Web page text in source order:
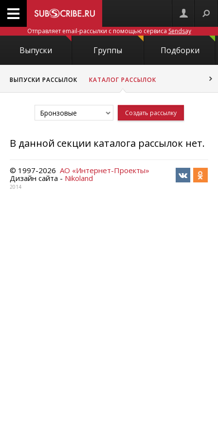
Отправляет email-рассылки с помощью сервиса Sendsay
Выпуски Группы Подборки
ВЫПУСКИ РАССЫЛОК КАТАЛОГ РАССЫЛОК
Бронзовые Создать рассылку
В данной секции каталога рассылок нет.
© 1997-2026 АО «Интернет-Проекты»
Дизайн сайта - Nikoland
2014